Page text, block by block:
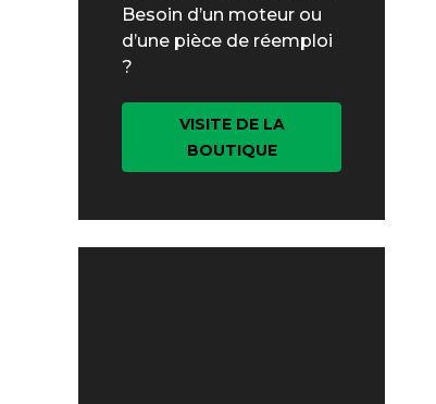
Besoin d’un moteur ou
d’une pièce de réemploi
?
VISITE DE LA
BOUTIQUE